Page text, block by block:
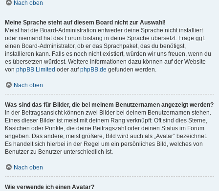
Nach oben
Meine Sprache steht auf diesem Board nicht zur Auswahl!
Meist hat die Board-Administration entweder deine Sprache nicht installiert
oder niemand hat das Forum bislang in deine Sprache übersetzt. Frage ggf.
einen Board-Administrator, ob er das Sprachpaket, das du benötigst,
installieren kann. Falls es noch nicht existiert, würden wir uns freuen, wenn du
es übersetzen würdest. Weitere Informationen dazu können auf der Website
von phpBB Limited oder aufphpBB.de gefunden werden.
Nach oben
Was sind das für Bilder, die bei meinem Benutzernamen angezeigt werden?
In der Beitragsansicht können zwei Bilder bei deinem Benutzernamen stehen.
Eines dieser Bilder ist meist mit deinem Rang verknüpft: Oft sind dies Sterne,
Kästchen oder Punkte, die deine Beitragszahl oder deinen Status im Forum
angeben. Das andere, meist größere, Bild wird auch als „Avatar“ bezeichnet.
Es handelt sich hierbei in der Regel um ein persönliches Bild, welches von
Benutzer zu Benutzer unterschiedlich ist.
Nach oben
Wie verwende ich einen Avatar?